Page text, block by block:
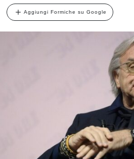
Aggiungi Formiche su Google